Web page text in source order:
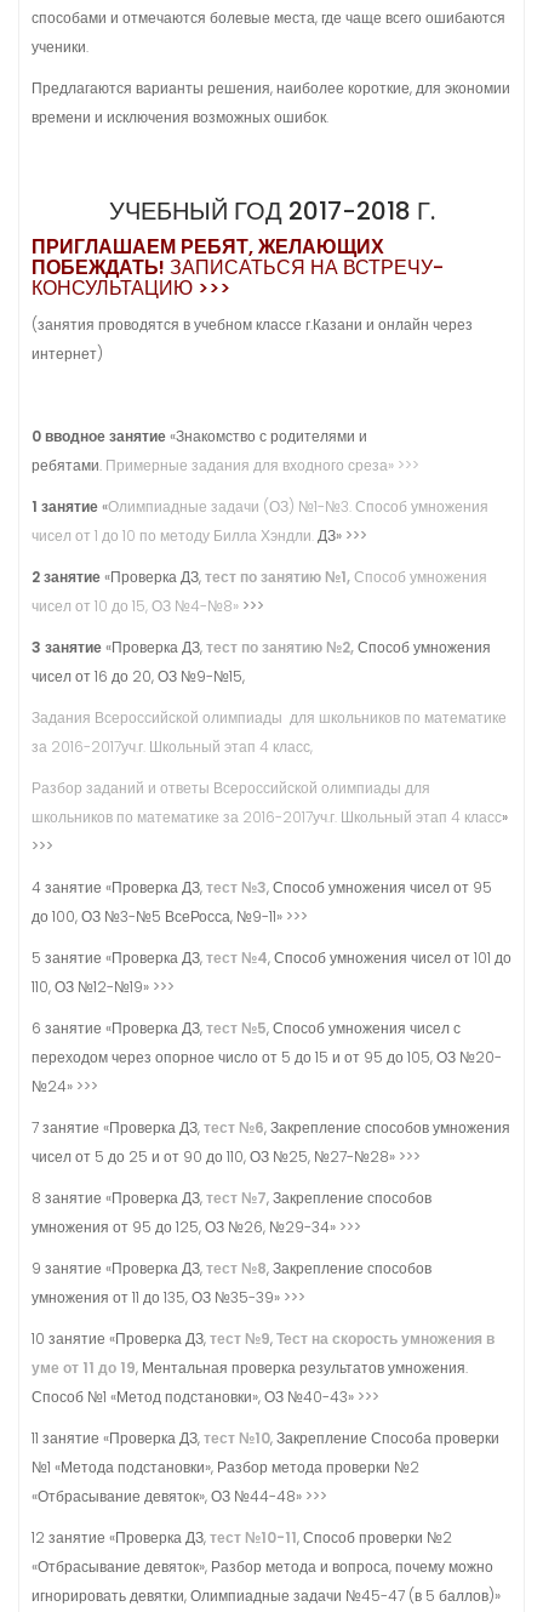
способами и отмечаются болевые места, где чаще всего ошибаются
ученики.
Предлагаются варианты решения, наиболее короткие, для экономии
времени и исключения возможных ошибок.
УЧЕБНЫЙ ГОД 2017-2018 Г.
ПРИГЛАШАЕМ РЕБЯТ, ЖЕЛАЮЩИХ
ПОБЕЖДАТЬ! ЗАПИСАТЬСЯ НА ВСТРЕЧУ-
КОНСУЛЬТАЦИЮ >>>
(занятия проводятся в учебном классе г.Казани и онлайн через
интернет)
0 вводное занятие«Знакомство с родителями и
ребятами. Примерные задания для входного среза» >>>
1 занятие«Олимпиадные задачи (ОЗ) №1-№3.Способ умножения
чисел от 1 до 10 по методу Билла Хэндли.ДЗ» >>>
2 занятие«Проверка ДЗ,тест по занятию №1,Способ умножения
чисел от 10 до 15,ОЗ №4-№8» >>>
3 занятие«Проверка ДЗ,тест по занятию №2,Способ умножения
чисел от 16 до 20, ОЗ №9-№15,
Задания Всероссийской олимпиады для школьников по математике
за 2016-2017уч.г. Школьный этап 4 класс,
Разбор заданий и ответы Всероссийской олимпиады для
школьников по математике за 2016-2017уч.г. Школьный этап 4 класс»
>>>
4 занятие «Проверка ДЗ,тест №3, Способ умножения чисел от 95
до 100, ОЗ №3-№5 ВсеРосса, №9-11» >>>
5 занятие «Проверка ДЗ,тест №4, Способ умножения чисел от 101 до
110, ОЗ №12-№19» >>>
6 занятие «Проверка ДЗ,тест №5, Способ умножения чисел с
переходом через опорное число от 5 до 15 и от 95 до 105, ОЗ №20-
№24» >>>
7 занятие «Проверка ДЗ,тест №6, Закрепление способов умножения
чисел от 5 до 25 и от 90 до 110, ОЗ №25, №27-№28» >>>
8 занятие «Проверка ДЗ,тест №7, Закрепление способов
умножения от 95 до 125, ОЗ №26, №29-34» >>>
9 занятие «Проверка ДЗ,тест №8, Закрепление способов
умножения от 11 до 135, ОЗ №35-39» >>>
10 занятие «Проверка ДЗ,тест №9,Тест на скорость умножения в
уме от 11 до 19, Ментальная проверка результатов умножения.
Способ №1 «Метод подстановки», ОЗ №40-43» >>>
11 занятие «Проверка ДЗ,тест №10, Закрепление Способа проверки
№1 «Метода подстановки», Разбор метода проверки №2
«Отбрасывание девяток», ОЗ №44-48» >>>
12 занятие «Проверка ДЗ,тест №10-11, Способ проверки №2
«Отбрасывание девяток», Разбор метода и вопроса, почему можно
игнорировать девятки, Олимпиадные задачи №45-47 (в 5 баллов)»